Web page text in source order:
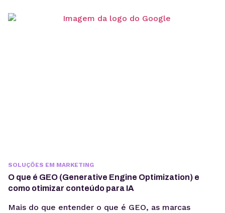
vai além de escolher um modelo de linguagem ou
SOLUÇÕES EM MARKETING
O que é GEO (Generative Engine Optimization) e
como otimizar conteúdo para IA
Mais do que entender o que é GEO, as marcas